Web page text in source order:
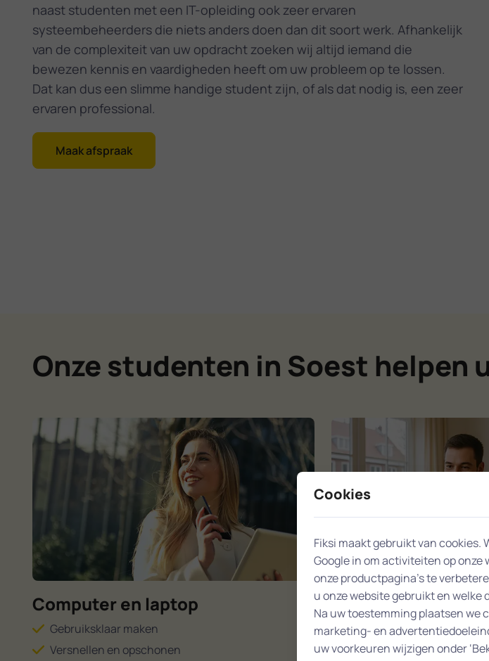
naast studenten met een IT-opleiding ook zeer ervaren
systeembeheerders die niets anders doen dan dit soort werk. Afhankelijk
van de complexiteit van uw opdracht zoeken wij altijd iemand die
bewezen kennis en vaardigheden heeft om uw probleem op te lossen.
Dat kan dus een slimme handige student zijn, of als dat nodig is, een zeer
ervaren professional.
Maak afspraak
Onze studenten in Soest helpen
Computer en laptop
Gebruiksklaar maken
Versnellen en opschonen
Upgrade naar
Windows 11 check
Upgrade naar Windows 11
Cookies
Fiksi maakt gebruikt van cookies.
Google in om activiteiten op onze
onze productpagina’s te
u onze website gebruikt en
Na uw toestemming plaatsen we
marketing- en
uw voorkeuren wijzigen onder